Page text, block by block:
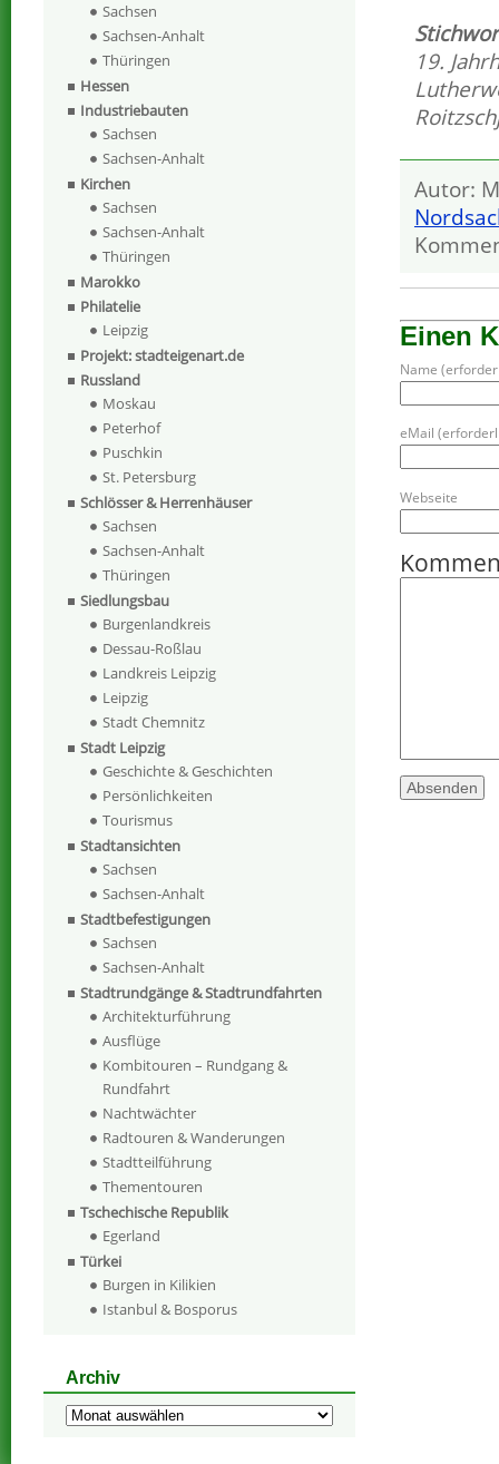
19.
Autor:
Einen
Name
eMail
Webseite
Sachsen
Sachsen-Anhalt
Thüringen
Hessen
Industriebauten
Sachsen
Sachsen-Anhalt
Kirchen
Sachsen
Sachsen-Anhalt
Thüringen
Marokko
Philatelie
Leipzig
Projekt: stadteigenart.de
Russland
Moskau
Peterhof
Puschkin
St. Petersburg
Schlösser & Herrenhäuser
Sachsen
Sachsen-Anhalt
Thüringen
Siedlungsbau
Burgenlandkreis
Dessau-Roßlau
Landkreis Leipzig
Leipzig
Stadt Chemnitz
Stadt Leipzig
Geschichte & Geschichten
Persönlichkeiten
Tourismus
Stadtansichten
Sachsen
Sachsen-Anhalt
Stadtbefestigungen
Sachsen
Sachsen-Anhalt
Stadtrundgänge & Stadtrundfahrten
Architekturführung
Ausflüge
Kombitouren – Rundgang &
Rundfahrt
Nachtwächter
Radtouren & Wanderungen
Stadtteilführung
Thementouren
Tschechische Republik
Egerland
Türkei
Burgen in Kilikien
Istanbul & Bosporus
Archiv
Archiv